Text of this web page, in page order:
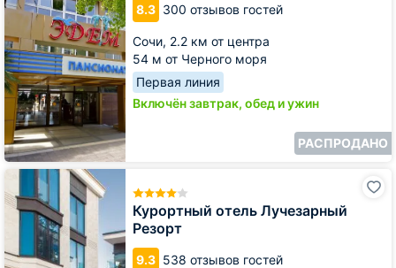
8.3 300 отзывов гостей
Сочи, 2.2 км от центра
54 м от Черного моря
Первая линия
Включён завтрак, обед и ужин
РАСПРОДАНО
Курортный отель Лучезарный
Резорт
9.3 538 отзывов гостей
Курортный
отель
Лучезарный
Резорт